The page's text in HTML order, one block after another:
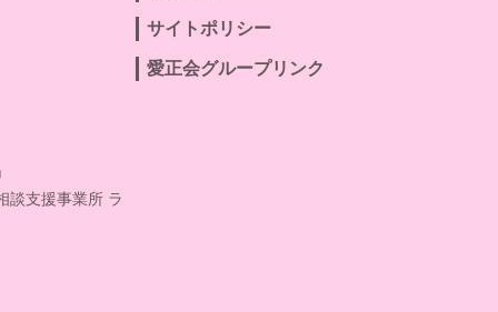
談支援事業所 ラ
サイトポリシー
愛正会グループリンク